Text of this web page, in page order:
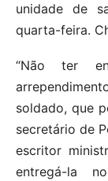
unidade de
quarta-feira.
“Não ter
soldado, que
secretário de
escritor
entregá-la